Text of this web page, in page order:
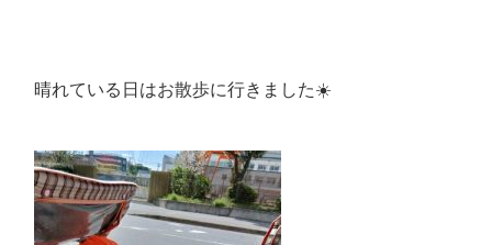
晴れている日はお散歩に行きました☀️